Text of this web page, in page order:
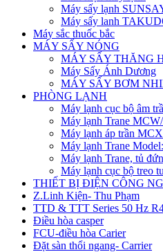
Máy sấy lạnh
Máy sấy lanh
Máy sắc thuốc bắc
MÁY SẤY NÓNG
MÁY SẤY THĂNG
Máy Sấy Ánh Dương
MÁY SẤY BƠM
PHÒNG LẠNH
Máy lạnh cục bộ âm
Máy lạnh Trane
Máy lạnh áp trần
Máy lạnh Trane
Máy lạnh Trane, tủ
Máy lạnh cục bộ treo
THIẾT BỊ ĐIỆN CÔNG
Z.Linh Kiện- Thu Phạm
TTD & TTT Series 50 Hz
Điều hòa casper
FCU-điều hòa Carier
Đặt sàn thổi ngang- Carrier